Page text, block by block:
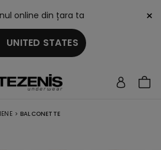
online din țara ta
STATES
×
> BALCONETTE